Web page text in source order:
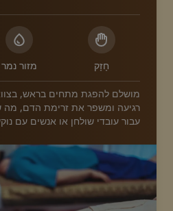
חָזָק מזור נמר
מושלם להפגת מתחים בראש,
רגיעה ומשפר את זרימת הדם, מה
עבור עובדי שולחן או אנשים עם